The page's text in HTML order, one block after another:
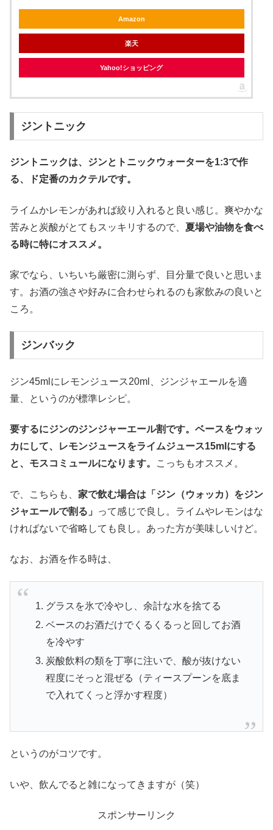
Amazon
楽天
Yahoo!ショッピング
ジントニック
ジントニックは、ジンとトニックウォーターを1:3で作
る、ド定番のカクテルです。
ライムかレモンがあれば絞り入れると良い感じ。爽やかな
苦みと炭酸がとてもスッキリするので、 夏場や油物を食べ
る時に特にオススメ。
家でなら、いちいち厳密に測らず、目分量で良いと思いま
す。お酒の強さや好みに合わせられるのも家飲みの良いと
ころ。
ジンバック
ジン45mlにレモンジュース20ml、ジンジャエールを適
量、というのが標準レシピ。
要するにジンのジンジャーエール割です。ベースをウォッ
カにして、レモンジュースをライムジュース15mlにする
と、モスコミュールになります。
こっちもオススメ。
で、こちらも、 家で飲む場合は「ジン（ウォッカ）をジン
ジャエールで割る」
って感じで良し。ライムやレモンはな
ければないで省略しても良し。あった方が美味しいけど。
なお、お酒を作る時は、
グラスを氷で冷やし、余計な水を捨てる
ベースのお酒だけでくるくるっと回してお酒
を冷やす
炭酸飲料の類を丁寧に注いで、酸が抜けない
程度にそっと混ぜる（ティースプーンを底ま
で入れてくっと浮かす程度）
というのがコツです。
いや、飲んでると雑になってきますが（笑）
スポンサーリンク